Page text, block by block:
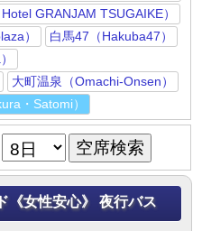
GRANJAM TSUGAIKE）
）
白馬47（Hakuba47）
大町温泉（Omachi-Onsen）
・Satomi）
《女性安心》 夜行バス